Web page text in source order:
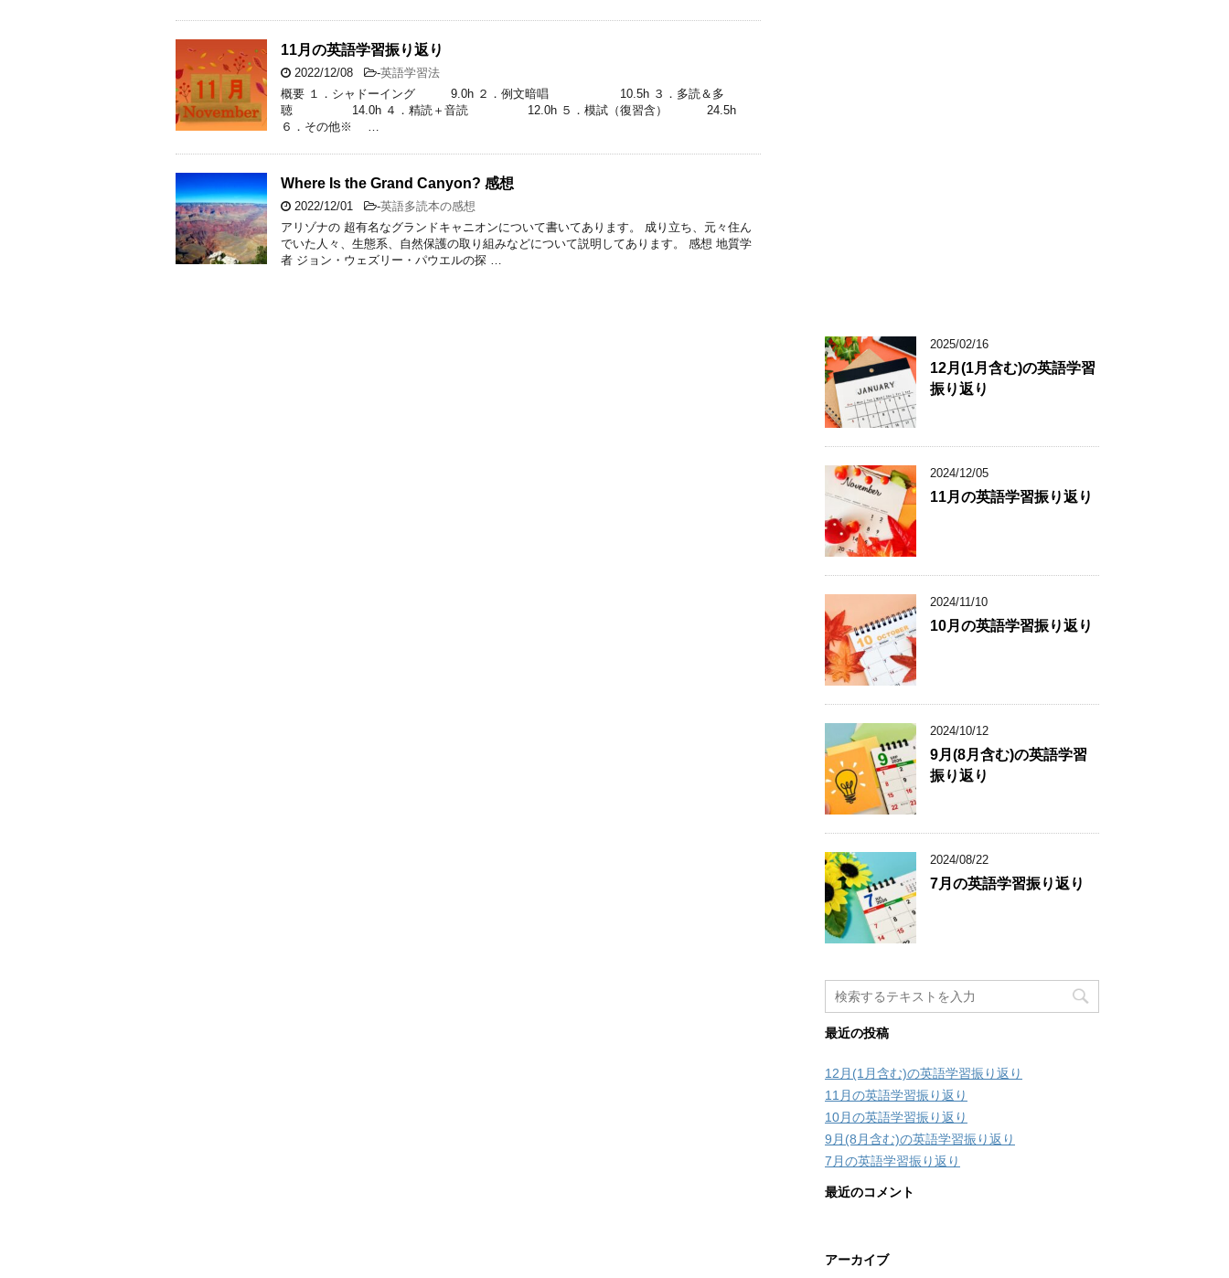
11月の英語学習振り返り
2022/12/08 -英語学習法
概要 １．シャドーイング 9.0h ２．例文暗唱 10.5h ３．多読＆多
聴 14.0h ４．精読＋音読 12.0h ５．模試（復習含） 24.5h
６．その他※ …
Where Is the Grand Canyon? 感想
2022/12/01 -英語多読本の感想
アリゾナの 超有名なグランドキャニオンについて書いてあります。 成り立ち、元々住ん
でいた人々、生態系、自然保護の取り組みなどについて説明してあります。 感想 地質学
者 ジョン・ウェズリー・パウエルの探 …
2025/02/16
12月(1月含む)の英語学習
振り返り
2024/12/05
11月の英語学習振り返り
2024/11/10
10月の英語学習振り返り
2024/10/12
9月(8月含む)の英語学習
振り返り
2024/08/22
7月の英語学習振り返り
最近の投稿
12月(1月含む)の英語学習振り返り
11月の英語学習振り返り
10月の英語学習振り返り
9月(8月含む)の英語学習振り返り
7月の英語学習振り返り
最近のコメント
アーカイブ